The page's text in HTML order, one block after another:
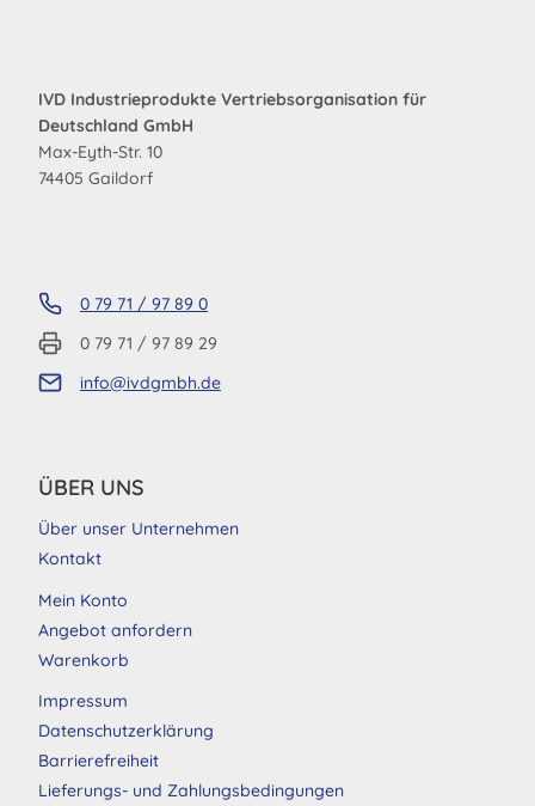
IVD Industrieprodukte Vertriebsorganisation für
Deutschland GmbH
Max-Eyth-Str. 10
74405 Gaildorf
0 79 71 / 97 89 0
0 79 71 / 97 89 29
info@ivdgmbh.de
ÜBER UNS
Über unser Unternehmen
Kontakt
Mein Konto
Angebot anfordern
Warenkorb
Impressum
Datenschutzerklärung
Barrierefreiheit
Lieferungs- und Zahlungsbedingungen